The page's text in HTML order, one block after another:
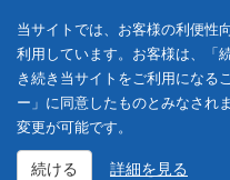
当サイトでは、お客様の利便性
利用しています。お客様は、「
き続き当サイトをご利用になる
ー」に同意したものとみなされ
変更が可能です。
続ける 詳細を見る